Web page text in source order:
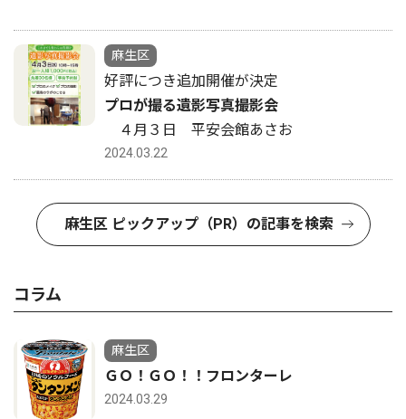
麻生区
好評につき追加開催が決定
プロが撮る遺影写真撮影会
４月３日 平安会館あさお
2024.03.22
麻生区 ピックアップ（PR）の記事を検索
コラム
麻生区
ＧＯ！ＧＯ！！フロンターレ
2024.03.29